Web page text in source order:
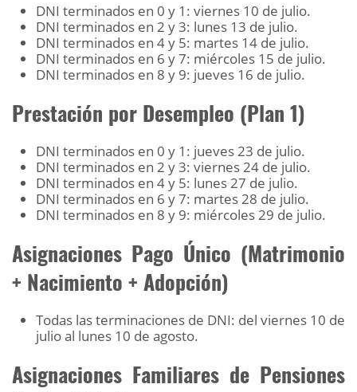
DNI terminados en 0 y 1: viernes 10 de julio.
DNI terminados en 2 y 3: lunes 13 de julio.
DNI terminados en 4 y 5: martes 14 de julio.
DNI terminados en 6 y 7: miércoles 15 de julio.
DNI terminados en 8 y 9: jueves 16 de julio.
Prestación por Desempleo (Plan 1)
DNI terminados en 0 y 1: jueves 23 de julio.
DNI terminados en 2 y 3: viernes 24 de julio.
DNI terminados en 4 y 5: lunes 27 de julio.
DNI terminados en 6 y 7: martes 28 de julio.
DNI terminados en 8 y 9: miércoles 29 de julio.
Asignaciones Pago Único (Matrimonio
+ Nacimiento + Adopción)
Todas las terminaciones de DNI: del viernes 10 de
julio al lunes 10 de agosto.
Asignaciones Familiares de Pensiones